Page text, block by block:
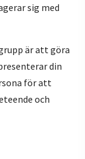
sig med
är att göra
din
för att
och